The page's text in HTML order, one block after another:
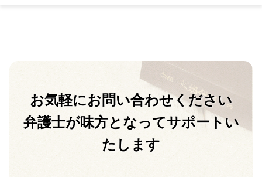
お気軽にお問い合わせください
弁護士が味方となってサポートい
たします